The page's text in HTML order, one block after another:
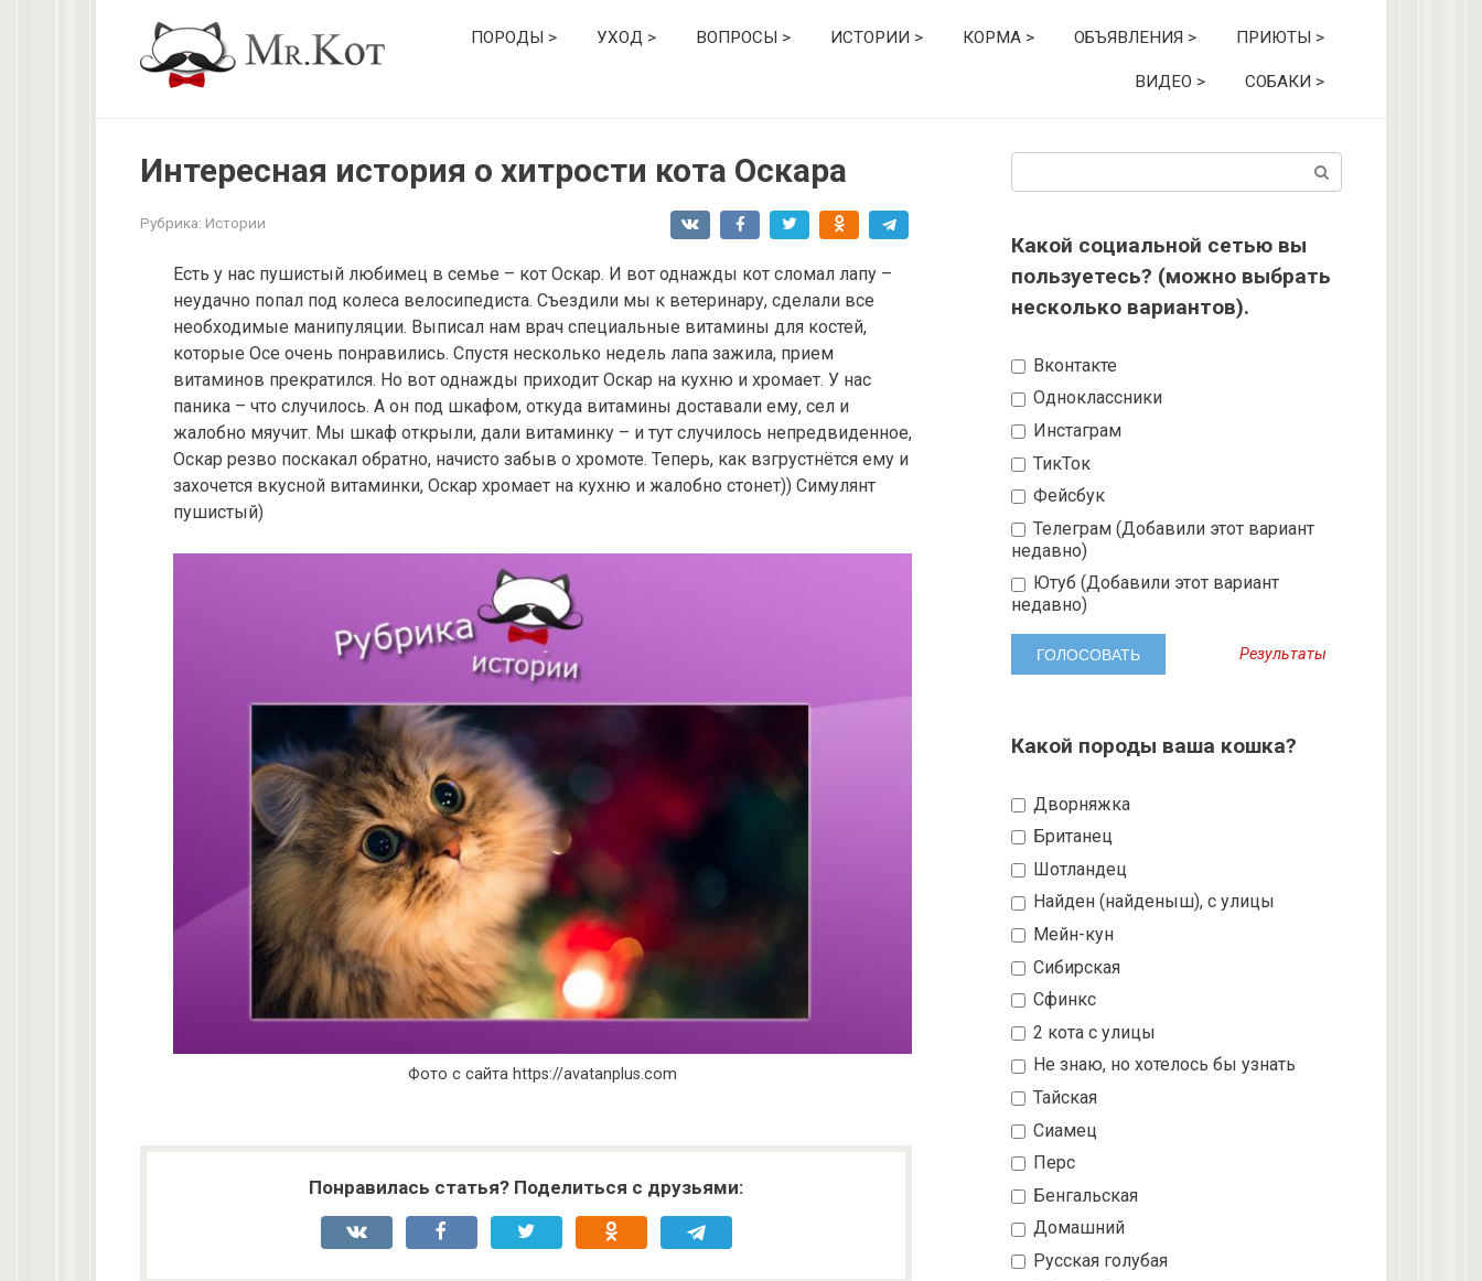
ПОРОДЫ > УХОД > ВОПРОСЫ > ИСТОРИИ > КОРМА > ОБЪЯВЛЕНИЯ > ПРИЮТЫ >
ВИДЕО > СОБАКИ >
Интересная история о хитрости кота Оскара
Рубрика: Истории
Есть у нас пушистый любимец в семье – кот Оскар. И вот однажды кот сломал лапу –
неудачно попал под колеса велосипедиста. Съездили мы к ветеринару, сделали все
необходимые манипуляции. Выписал нам врач специальные витамины для костей,
которые Осе очень понравились. Спустя несколько недель лапа зажила, прием
витаминов прекратился. Но вот однажды приходит Оскар на кухню и хромает. У нас
паника – что случилось. А он под шкафом, откуда витамины доставали ему, сел и
жалобно мяучит. Мы шкаф открыли, дали витаминку – и тут случилось непредвиденное,
Оскар резво поскакал обратно, начисто забыв о хромоте. Теперь, как взгрустнётся ему и
захочется вкусной витаминки, Оскар хромает на кухню и жалобно стонет)) Симулянт
пушистый)
Фото с сайта https://avatanplus.com
Понравилась статья? Поделиться с друзьями:
Какой социальной сетью вы
пользуетесь? (можно выбрать
несколько вариантов).
Вконтакте
Одноклассники
Инстаграм
ТикТок
Фейсбук
Телеграм (Добавили этот вариант
недавно)
Ютуб (Добавили этот вариант
недавно)
Результаты
Какой породы ваша кошка?
Дворняжка
Британец
Шотландец
Найден (найденыш), с улицы
Мейн-кун
Сибирская
Сфинкс
2 кота с улицы
Не знаю, но хотелось бы узнать
Тайская
Сиамец
Перс
Бенгальская
Домашний
Русская голубая